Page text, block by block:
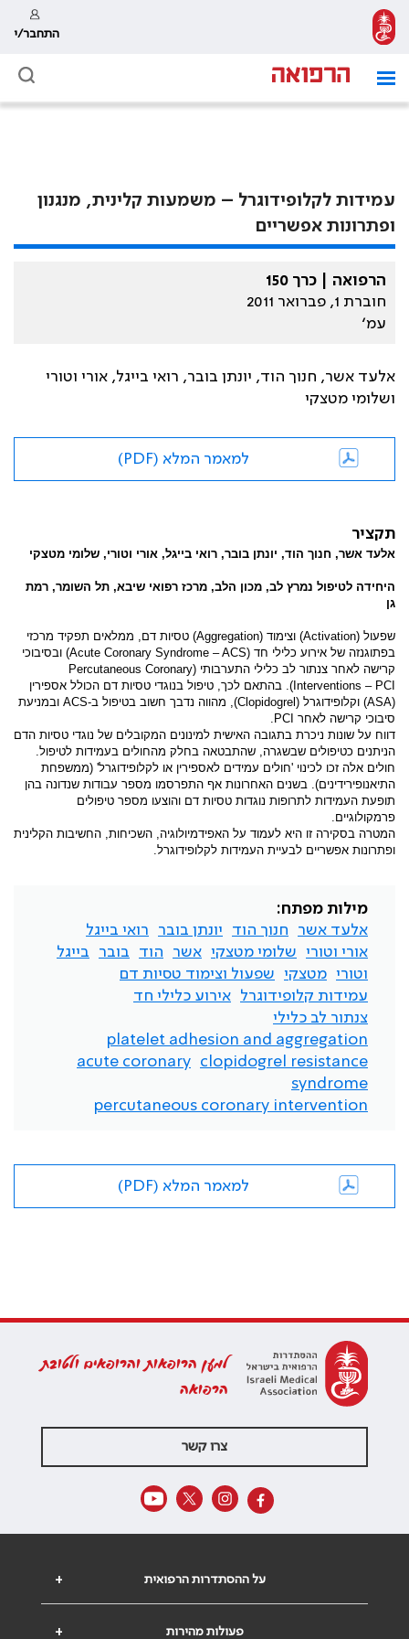
התחבר/י
עמידות לקלופידוגרל – משמעות קלינית, מנגנון
ופתרונות אפשריים
הרפואה | כרך 150
חוברת 1, פברואר 2011
עמ׳
אלעד אשר, חנוך הוד, יונתן בובר, רואי בייגל, אורי וטורי
ושלומי מטצקי
למאמר המלא (PDF)
תקציר
אלעד אשר, חנוך הוד, יונתן בובר, רואי בייגל, אורי וטורי, שלומי מטצקי
היחידה לטיפול נמרץ לב, מכון הלב, מרכז רפואי שיבא, תל השומר, רמת
גן
שפעול (Activation) וצימוד (Aggregation) טסיות דם, ממלאים תפקיד מרכזי
בפתוגנזה של אירוע כלילי חד (Acute Coronary Syndrome – ACS) ובסיבוכי
קרישה לאחר צנתור לב כלילי התערבותי (Percutaneous Coronary
Interventions – PCI ). בהתאם לכך, טיפול בנוגדי טסיות דם הכולל אספירין
(
ASA) וקלופידוגרל ( Clopidogrel), מהווה נדבך חשוב בטיפול ב-ACS ובמניעת
סיבוכי קרישה לאחר PCI
.
דווח על שונות ניכרת בתגובה האישית למינונים המקובלים של נוגדי טסיות הדם
הניתנים כטיפולים שבשגרה, שהתבטאה בחלק מהחולים בעמידות לטיפול.
חולים אלה זכו לכינוי 'חולים עמידים לאספירין או לקלופידוגרל' (ממשפחת
התיאנופירידינים). בשנים האחרונות אף התפרסמו מספר עבודות שנדונה בהן
תופעת העמידות לתרופות נוגדות טסיות דם והוצעו מספר טיפולים
פרמקולוגיים.
המטרה בסקירה זו היא לעמוד על האפידמיולוגיה, השכיחות, החשיבות הקלינית
ופתרונות אפשריים לבעיית העמידות לקלופידוגרל.
מילות מפתח:
אלעד אשר
חנוך הוד יונתן בובר
רואי בייגל
אורי וטורי
שלומי מטצקי אשר הוד בובר
בייגל
וטורי מטצקי
שפעול וצימוד טסיות דם
עמידות קלופידוגרל
אירוע כלילי חד
צנתור לב כלילי
platelet adhesion and aggregation
clopidogrel resistance
acute coronary
syndrome
percutaneous coronary intervention
למאמר המלא (PDF)
למען הרופאות והרופאים ולטובת
הרפואה
צרו קשר
+ על ההסתדרות הרפואית
+ פעולות מהירות